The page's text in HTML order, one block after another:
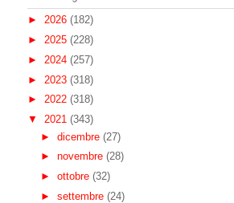
► 2026 (182)
► 2025 (228)
► 2024 (257)
► 2023 (318)
► 2022 (318)
▼ 2021 (343)
► dicembre (27)
► novembre (28)
► ottobre (32)
► settembre (24)